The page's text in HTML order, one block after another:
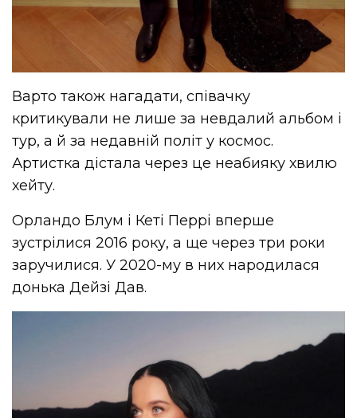
Варто також нагадати, співачку
критикували не лише за невдалий альбом і
тур, а й за недавній політ у космос.
Артистка дістала через це неабияку хвилю
хейту.
Орландо Блум і Кеті Перрі вперше
зустрілися 2016 року, а ще через три роки
заручилися. У 2020-му в них народилася
донька Дейзі Дав.